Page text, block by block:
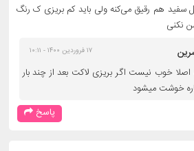
سفید هم رقیق می‌کنه ولی باید کم بریزی ک رنگ
نکنی
پاسخ
۱۷ فروردین ۱۴۰۰ - ۱۰:۱۱
اصلا خوب نیست اگر بریزی لاکت بعد از چند بار
خوشت میشود